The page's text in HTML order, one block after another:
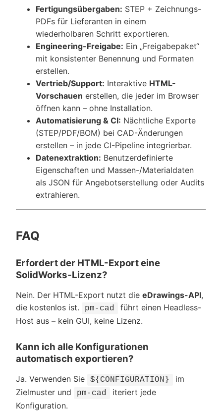
Fertigungsübergaben: STEP + Zeichnungs-
PDFs für Lieferanten in einem
wiederholbaren Schritt exportieren.
Engineering-Freigabe: Ein „Freigabepaket“
mit konsistenter Benennung und Formaten
erstellen.
Vertrieb/Support: Interaktive HTML-
Vorschauen erstellen, die jeder im Browser
öffnen kann – ohne Installation.
Automatisierung & CI: Nächtliche Exporte
(STEP/PDF/BOM) bei CAD-Änderungen
erstellen – in jede CI-Pipeline integrierbar.
Datenextraktion: Benutzerdefinierte
Eigenschaften und Massen-/Materialdaten
als JSON für Angebotserstellung oder Audits
extrahieren.
FAQ
Erfordert der HTML-Export eine
SolidWorks-Lizenz?
Nein. Der HTML-Export nutzt die eDrawings-API,
die kostenlos ist.
pm-cad
führt einen Headless-
Host aus – kein GUI, keine Lizenz.
Kann ich alle Konfigurationen
automatisch exportieren?
Ja. Verwenden Sie ${CONFIGURATION}
im
Zielmuster und
pm-cad
iteriert jede
Konfiguration.